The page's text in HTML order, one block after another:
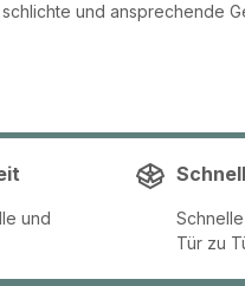
und ansprechende
und
Tür zu